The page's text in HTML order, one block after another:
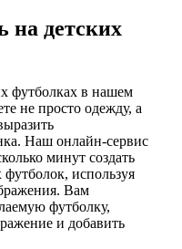
на детских
футболках в нашем
не просто одежду, а
Наш онлайн-сервис
минут создать
используя
Вам
футболку,
и добавить